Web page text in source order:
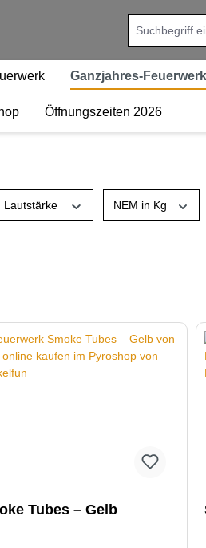
Ganzjahres-Feuerwerk
Öffnungszeiten 2026
Lautstärke NEM in Kg
Tubes – Gelb